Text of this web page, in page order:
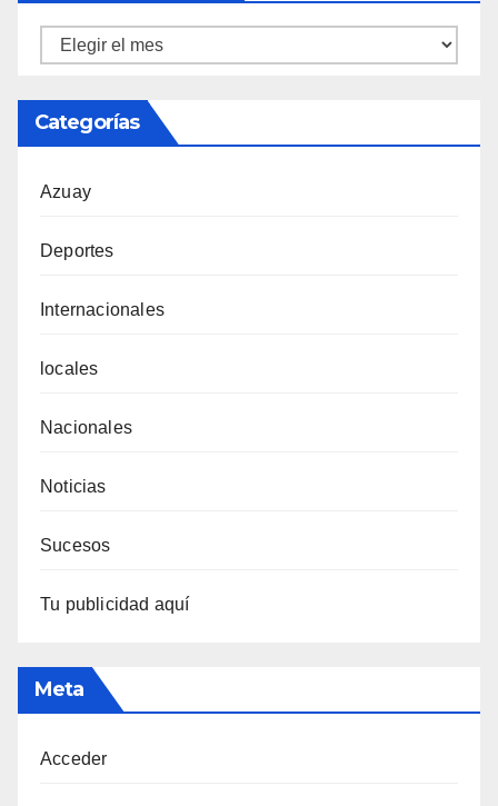
Ortiz
Categorías
Azuay
Deportes
Internacionales
locales
Nacionales
Noticias
Sucesos
Tu publicidad aquí
Meta
Acceder